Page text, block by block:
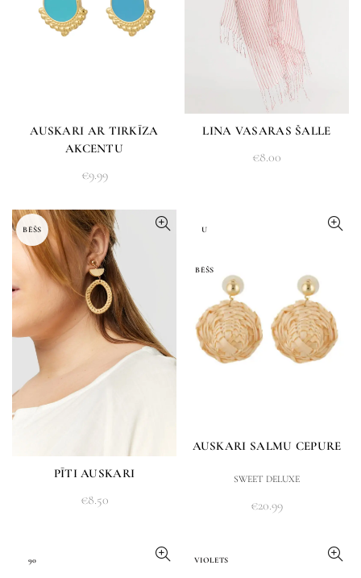
AUSKARI AR TIRKĪZA
AKCENTU
€9.99
LINA VASARAS ŠALLE
€8.00
BĒŠS
PĪTI AUSKARI
€8.50
U
BĒŠS
AUSKARI SALMU CEPURE
SWEET DELUXE
€20.99
90 VIOLETS